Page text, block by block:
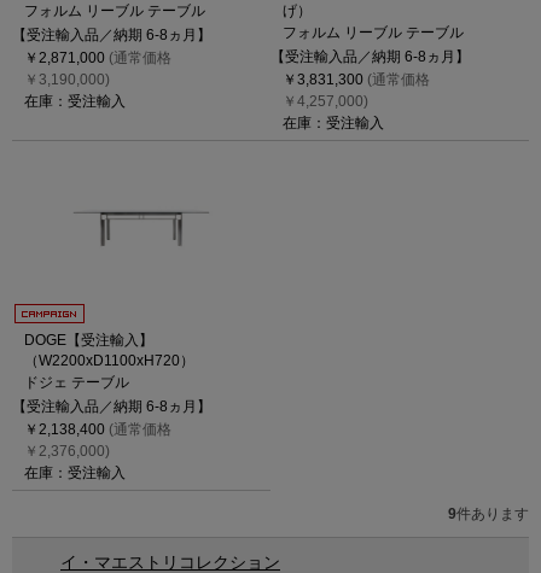
フォルム リーブル テーブル
【受注輸入品／納期 6-8ヵ月】
￥2,871,000 (通常価格
￥3,190,000)
在庫：受注輸入
げ）
フォルム リーブル テーブル
【受注輸入品／納期 6-8ヵ月】
￥3,831,300 (通常価格
￥4,257,000)
在庫：受注輸入
DOGE【受注輸入】
（W2200xD1100xH720）
ドジェ テーブル
【受注輸入品／納期 6-8ヵ月】
￥2,138,400 (通常価格
￥2,376,000)
在庫：受注輸入
9件あります
イ・マエストリコレクション